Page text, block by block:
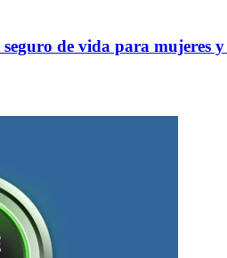
seguro de vida para mujeres